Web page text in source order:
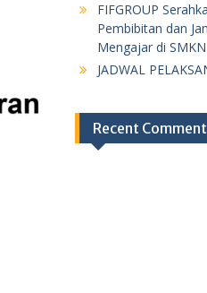
FIFGROUP
Pembibitan dan
Mengajar di
JADWAL
Recent